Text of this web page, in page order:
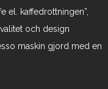
el. kaffedrottningen”,
och design
maskin gjord med en